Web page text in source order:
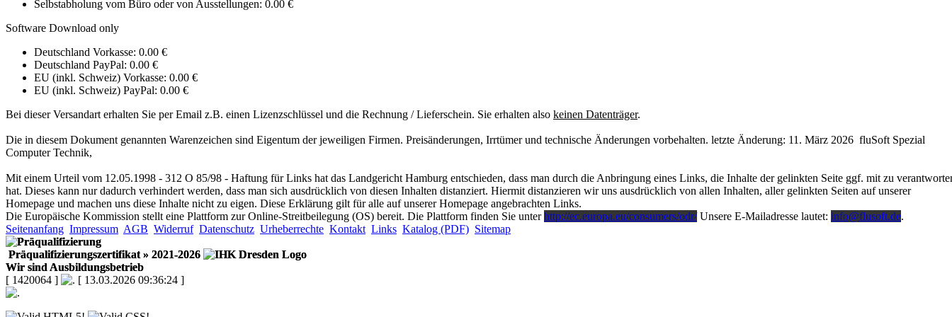
Selbstabholung vom Büro oder von Ausstellungen: 0.00 €
Software Download only
Deutschland Vorkasse: 0.00 €
Deutschland PayPal: 0.00 €
EU (inkl. Schweiz) Vorkasse: 0.00 €
EU (inkl. Schweiz) PayPal: 0.00 €
Bei dieser Versandart erhalten Sie per Email z.B. einen Lizenzschlüssel und die Rechnung / Lieferschein. Sie erhalten also keinen Datenträger.
Die in diesem Dokument genannten Warenzeichen sind Eigentum der jeweiligen Firmen. Preisänderungen, Irrtümer und technische Änderungen vorbehalten. letzte Änderung: 11. März 2026 fluSoft Spezial
Computer Technik,
Mit einem Urteil vom 12.05.1998 - 312 O 85/98 - Haftung für Links hat das Landgericht Hamburg entschieden, dass man durch die Anbringung eines Links, die Inhalte der gelinkten Seite ggf. mit zu
hat. Dieses kann nur dadurch verhindert werden, dass man sich ausdrücklich von diesen Inhalten distanziert. Hiermit distanzieren wir uns ausdrücklich von allen Inhalten, aller gelinkten Seiten auf unserer
Homepage und machen uns diese Inhalte nicht zu eigen. Diese Erklärung gilt für alle auf unserer Homepage angebrachten Links.
Die Europäische Kommission stellt eine Plattform zur Online-Streitbeilegung (OS) bereit. Die Plattform finden Sie unterhttp://ec.europa.eu/consumers/odr/Unsere E-Mailadresse lautet: info@flusoft.de.
Seitenanfang Impressum AGB Widerruf Datenschutz Urheberrechte Kontakt Links Katalog (PDF) Sitemap
Präqualifizierungszertifikat » 2021-2026
Wir sind Ausbildungsbetrieb
[ 1420064 ]
[ 13.03.2026 09:36:24 ]